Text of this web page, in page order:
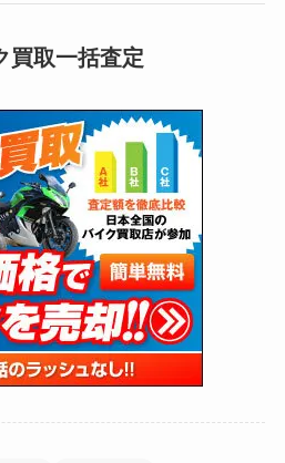
(63)
(249)
(47)
(66)
(16)
(141)
(254)
(204)
(166)
(23)
(33)
(34)
(35)
(41)
(16)
(2,743)
(171)
(118)
(27)
(1,605)
(147)
(13)
(12)
買取一括査定